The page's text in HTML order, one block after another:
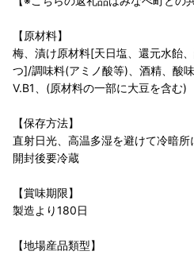
【原材料】
梅、漬け原材料[天日塩、還元水飴
つ]/調味料(アミノ酸等)、酒精、酸
V.B1、(原材料の一部に大豆を含む)
【保存方法】
直射日光、高温多湿を避けて冷暗所
開封後要冷蔵
【賞味期限】
製造より180日
【地場産品類型】